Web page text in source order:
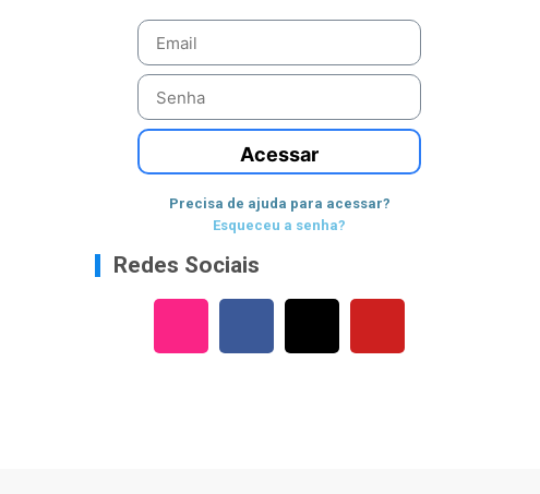
Acessar
Precisa de ajuda para acessar?
Esqueceu a senha?
Redes Sociais